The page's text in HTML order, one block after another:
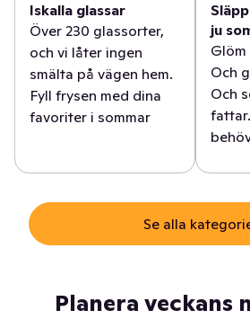
Iskalla glassar
Över 230 glassorter,
och vi låter ingen
smälta på vägen hem.
Fyll frysen med dina
favoriter i sommar
ju
Och
Och
Se alla
Planera veckans